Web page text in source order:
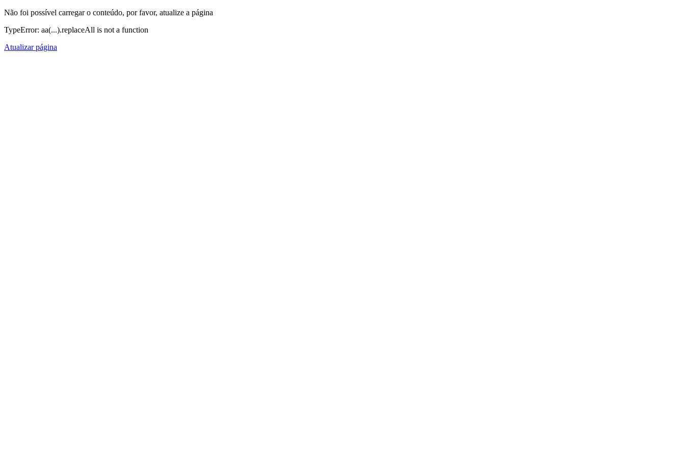
Não foi possível carregar o conteúdo, por favor, atualize a página
TypeError: aa(...).replaceAll is not a function
Atualizar página